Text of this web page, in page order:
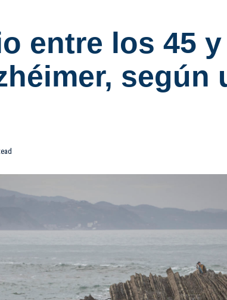
entre los 45
según